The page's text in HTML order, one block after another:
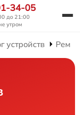
34-05
до 21:00
утром
устройств